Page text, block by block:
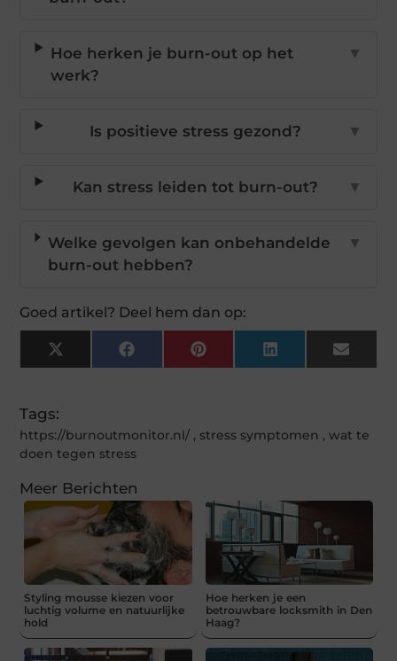
Hoe herken je burn-out op het
werk?
▼
Is positieve stress gezond? ▼
Kan stress leiden tot burn-out? ▼
Welke gevolgen kan onbehandelde
burn-out hebben?
▼
Goed artikel? Deel hem dan op:
X
(Twitter)
FacebookPinterestLinkedInEmail
Tags:
https://burnoutmonitor.nl/ , stress symptomen ,wat te
doen tegen stress
Meer Berichten
Styling mousse kiezen voor
luchtig volume en natuurlijke
hold
Hoe herken je een
betrouwbare locksmith in Den
Haag?